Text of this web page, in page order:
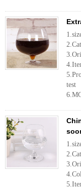
test